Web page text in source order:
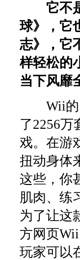
它不
球》，它
志》，它
样轻松的
当下风靡
Wii的另
了2256
戏。在游
扭动身体
这些，你
肌肉、练
为了让这
方网页
玩家可以